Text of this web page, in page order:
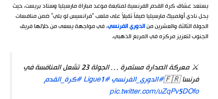
يستعد عشاق كرة القدم الفرنسية لمتابعة موعد مباراة مارسيليا وستاد بريست، حيث
يحل نادي أولمبيك مارسيليا ضيفاً ثقيلاً على ملعب “فرانسيس لو بلي” ضمن منافسات
الجولة الثالثة والعشرين منالدوري الفرنسي، في مواجهة يسعى من خلالها فريق
الجنوب لتعزيز مركزه في المربع الذهبي.
⚔️ معركة الصدارة مستمرة … الجولة 23 تشعل المنافسة في
فرنسا 🇫🇷
#الدوري_الفرنسي#Ligue1
#كرة_القدم
pic.twitter.com/uZqPv5DOfo